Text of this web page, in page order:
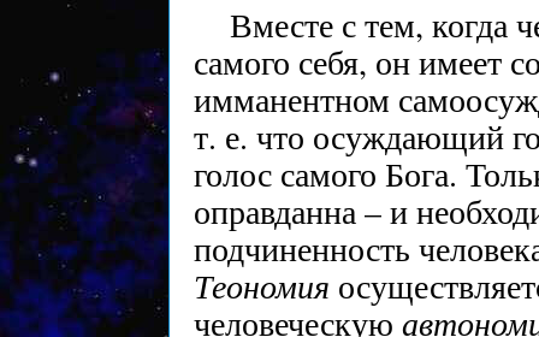
Вместе с тем, когда
самого себя, он имеет
имманентном
т. е. что осуждающий
голос самого Бога.
оправданна – и
подчиненность
Теономия
человеческую